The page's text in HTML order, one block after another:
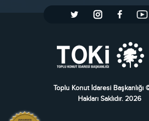
Toplu Konut İdaresi Başkanlığı
Hakları Saklıdır. 2026